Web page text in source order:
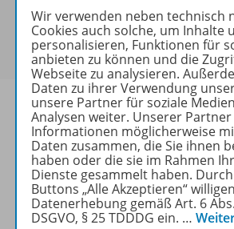
Sie haben ein passendesSpar-
Um den für Sie gültigen Preis zu
sich bitte an.
Informationen
Weitere Inhalte der
Wir verwenden neben technisch
Cookies auch solche, um Inhalte
personalisieren, Funktionen für
anbieten zu können und die
Webseite zu analysieren.
Daten zu ihrer Verwendung
unsere Partner für soziale
Analysen weiter. Unserer
Informationen möglicherweise
Daten zusammen, die Sie ihnen
haben oder die sie im Rahmen
Dienste gesammelt haben.
Buttons „Alle Akzeptieren“
Datenerhebung gemäß Art. 6
DSGVO, § 25 TDDDG ein. …